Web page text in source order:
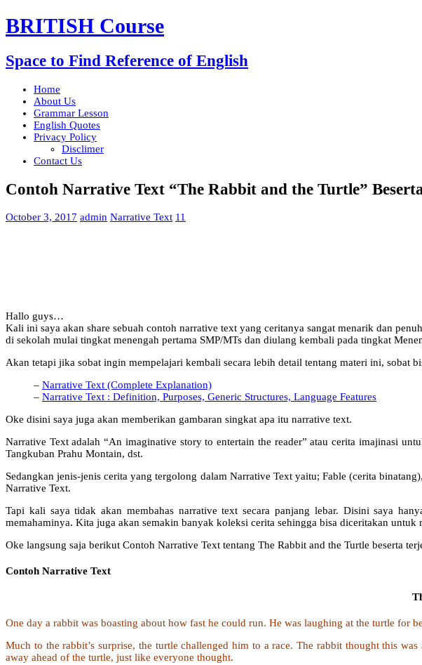
BRITISH Course
Space to Find Reference of English
Home
About Us
Grammar Lesson
English Quotes
Privacy Policy
Disclimer
Contact Us
Contoh Narrative Text “The Rabbit and the Turtle”
October 3, 2017 admin Narrative Text 11
Hallo guys…
Kali ini saya akan share sebuah contoh narrative text yang ceritanya sangat menarik dan
di sekolah mulai tingkat menengah pertama SMP/MTs dan diulang kembali pada tingkat
Akan tetapi jika sobat ingin mempelajari kembali secara lebih detail tentang materi ini, sobat
– Narrative Text (Complete Explanation)
– Narrative Text : Definition, Purposes, Generic Structures, Language Features
Oke disini saya juga akan memberikan gambaran singkat apa itu narrative text.
Narrative Text adalah “An imaginative story to entertain the reader” atau cerita imajinasi
Tangkuban Prahu Montain, dst.
Sedangkan jenis-jenis cerita yang tergolong dalam Narrative Text yaitu; Fable (cerita
Narrative Text.
Tapi kali saya tidak akan membahas narrative text secara panjang lebar. Disini saya
memahaminya. Kita juga akan semakin banyak koleksi cerita sehingga bisa diceritakan
Oke langsung saja berikut Contoh Narrative Text tentang The Rabbit and the Turtle beserta
Contoh Narrative Text
One day a rabbit was boasting about how fast he could run. He was laughing at the turtle for
Much to the rabbit’s surprise, the turtle challenged him to a race. The rabbit thought this
away ahead of the turtle, just like everyone thought.